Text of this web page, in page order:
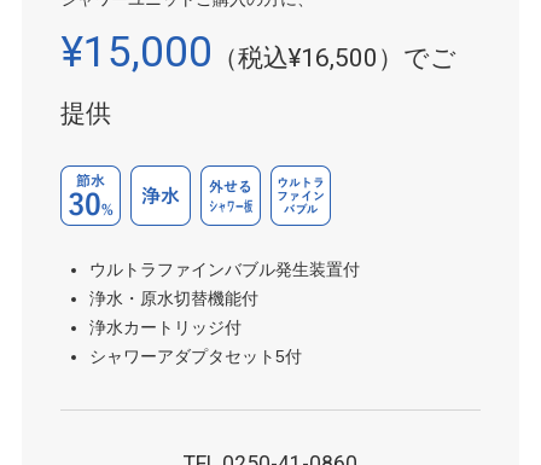
¥15,000 （税込¥16,500）でご
提供
ウルトラファインバブル発生装置付
浄水・原水切替機能付
浄水カートリッジ付
シャワーアダプタセット5付